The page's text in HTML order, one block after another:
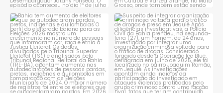
Bahia tem aumento de eleitores
que se autodeclaram...
1 0
Suspeito de integrar
organização criminosa
voltada...
1 0